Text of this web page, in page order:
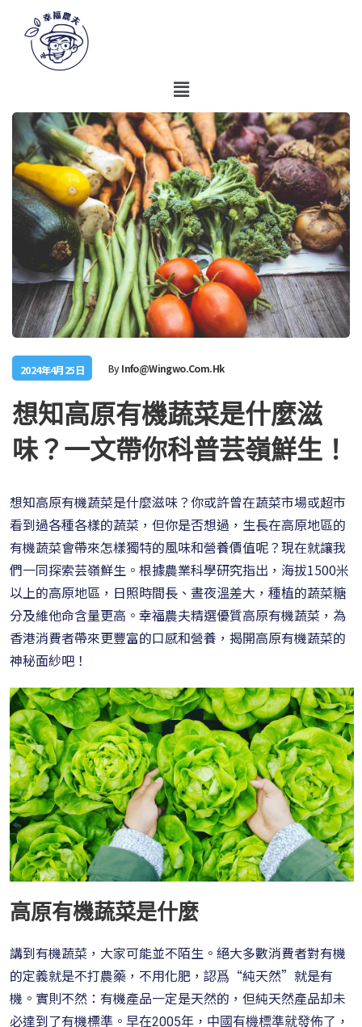
2024年4月25日 ByInfo@wingwo.com.hk
想知高原有機蔬菜是什麼滋
味？一文帶你科普芸嶺鮮生！
想知高原有機蔬菜是什麼滋味？你或許曾在蔬菜市場或超市
看到過各種各樣的蔬菜，但你是否想過，生長在高原地區的
有機蔬菜會帶來怎樣獨特的風味和營養價值呢？現在就讓我
們一同探索芸嶺鮮生。根據農業科學研究指出，海拔1500米
以上的高原地區，日照時間長、晝夜溫差大，種植的蔬菜糖
分及維他命含量更高。幸福農夫精選優質高原有機蔬菜，為
香港消費者帶來更豐富的口感和營養，揭開高原有機蔬菜的
神秘面紗吧！
高原有機蔬菜是什麼
講到有機蔬菜，大家可能並不陌生。絕大多數消費者對有機
的定義就是不打農藥，不用化肥，認爲“純天然”就是有
機。實則不然：有機產品一定是天然的，但純天然產品却未
必達到了有機標準。 早在2005年，中國有機標準就發佈了，